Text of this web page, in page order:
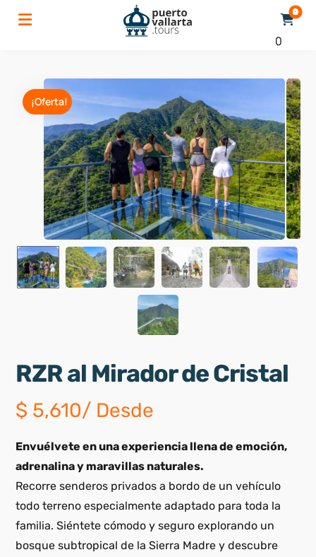
0
¡Oferta!
RZR al Mirador de Cristal
$ 5,610/ Desde
Envuélvete en una experiencia llena de emoción,
adrenalina y maravillas naturales.
Recorre senderos privados a bordo de un vehículo
todo terreno especialmente adaptado para toda la
familia. Siéntete cómodo y seguro explorando un
bosque subtropical de la Sierra Madre y descubre